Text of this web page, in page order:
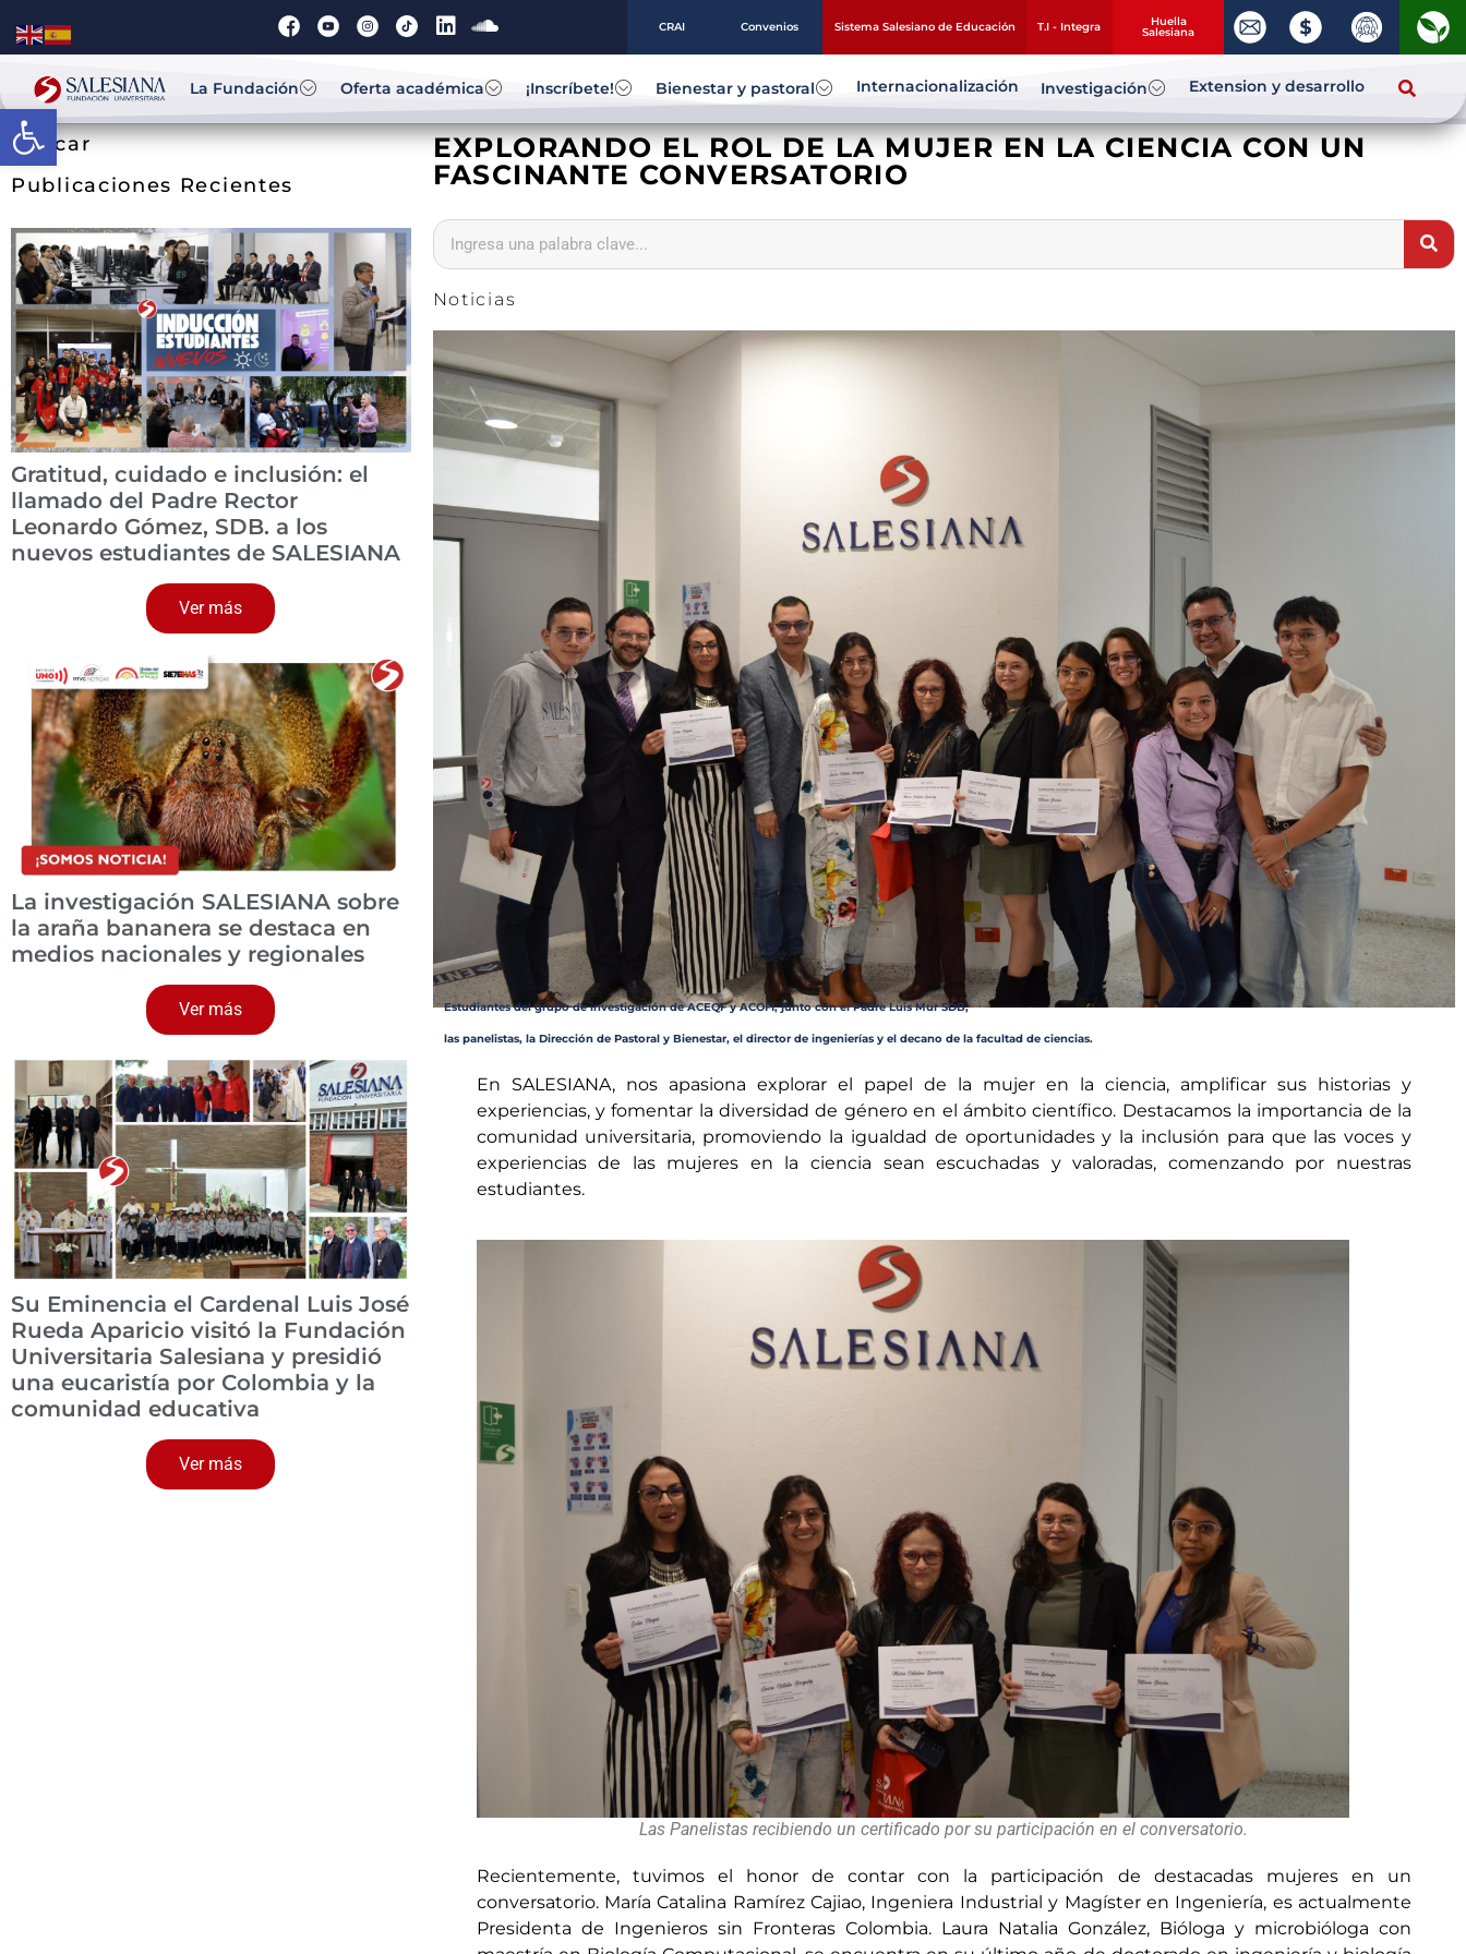
Abrir barra de herramientas
CRAI Convenios Sistema Salesiano de Educación T.I - Integra Huella
Salesiana
La Fundación Oferta académica ¡Inscríbete! Bienestar y pastoral Internacionalización Investigación Extension y desarrollo
Buscar
Publicaciones Recientes
Gratitud, cuidado e inclusión: el
llamado del Padre Rector
Leonardo Gómez, SDB. a los
nuevos estudiantes de SALESIANA
Ver más
La investigación SALESIANA sobre
la araña bananera se destaca en
medios nacionales y regionales
Ver más
Su Eminencia el Cardenal Luis José
Rueda Aparicio visitó la Fundación
Universitaria Salesiana y presidió
una eucaristía por Colombia y la
comunidad educativa
Ver más
EXPLORANDO EL ROL DE LA MUJER EN LA CIENCIA CON UN
FASCINANTE CONVERSATORIO
Noticias
Estudiantes del grupo de investigación de ACEQF y ACOFI, junto con el Padre Luis Mur SDB,
las panelistas, la Dirección de Pastoral y Bienestar, el director de ingenierías y el decano de la facultad de ciencias.
En SALESIANA, nos apasiona explorar el papel de la mujer en la ciencia, amplificar sus historias y
experiencias, y fomentar la diversidad de género en el ámbito científico. Destacamos la importancia de la
comunidad universitaria, promoviendo la igualdad de oportunidades y la inclusión para que las voces y
experiencias de las mujeres en la ciencia sean escuchadas y valoradas, comenzando por nuestras
estudiantes.
Las Panelistas recibiendo un certificado por su participación en el conversatorio.
Recientemente, tuvimos el honor de contar con la participación de destacadas mujeres en un
conversatorio. María Catalina Ramírez Cajiao, Ingeniera Industrial y Magíster en Ingeniería, es actualmente
Presidenta de Ingenieros sin Fronteras Colombia. Laura Natalia González, Bióloga y microbióloga con